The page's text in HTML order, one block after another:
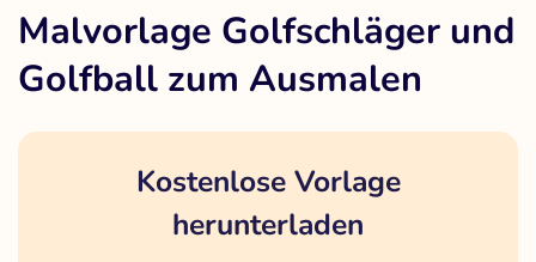
Malvorlage Golfschläger und
Golfball zum Ausmalen
Kostenlose Vorlage
herunterladen